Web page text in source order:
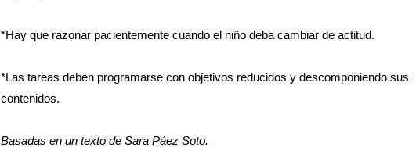
*Hay que razonar pacientemente cuando el niño deba cambiar de actitud.
*Las tareas deben programarse con objetivos reducidos y descomponiendo sus
contenidos.
Basadas en un texto de Sara Páez Soto.